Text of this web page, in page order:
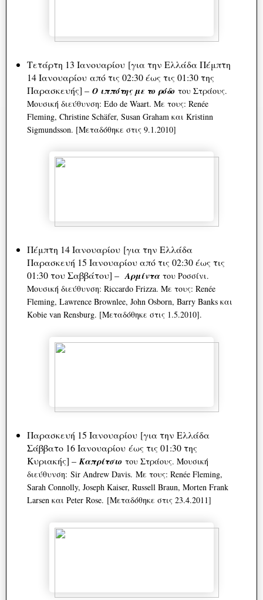
Τετάρτη 13 Ιανουαρίου [για την Ελλάδα Πέμπτη
14 Ιανουαρίου από τις 02:30 έως τις 01:30 της
Παρασκευής] – Ο ιππότης με το ρόδο του Στράους.
Μουσική διεύθυνση: Edo de Waart. Με τους: Renée
Fleming, Christine Schäfer, Susan Graham και Kristinn
Sigmundsson. [Μεταδόθηκε στις 9.1.2010]
Πέμπτη 14 Ιανουαρίου [για την Ελλάδα
Παρασκευή 15 Ιανουαρίου από τις 02:30 έως τις
01:30 του Σαββάτου] – Αρμίντατου Ροσσίνι.
Μουσική διεύθυνση: Riccardo Frizza. Με τους: Renée
Fleming, Lawrence Brownlee, John Osborn, Barry Banks και
Kobie van Rensburg. [Μεταδόθηκε στις 1.5.2010].
Παρασκευή 15 Ιανουαρίου [για την Ελλάδα
Σάββατο 16 Ιανουαρίου έως τις 01:30 της
Κυριακής] –Καπρίτσιο του Στράους. Μουσική
διεύθυνση: Sir Andrew Davis. Με τους: Renée Fleming,
Sarah Connolly, Joseph Kaiser, Russell Braun, Morten Frank
Larsen και Peter Rose. [Μεταδόθηκε στις 23.4.2011]